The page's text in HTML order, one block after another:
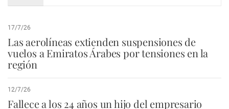
17/7/26
Las aerolíneas extienden suspensiones de
vuelos a Emiratos Árabes por tensiones en la
región
12/7/26
Fallece a los 24 años un hijo del empresario